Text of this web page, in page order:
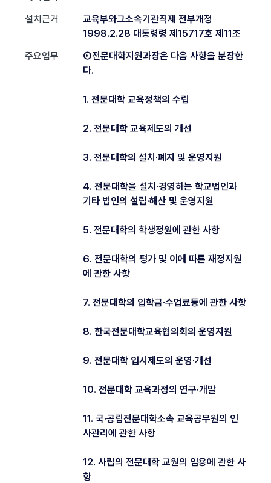
설치근거
교육부와그소속기관직제 전부개정
1998.2.28 대통령령 제15717호 제11조
주요업무
⑥전문대학지원과장은 다음 사항을 분장한
다.
1. 전문대학 교육정책의 수립
2. 전문대학 교육제도의 개선
3. 전문대학의 설치·폐지 및 운영지원
4. 전문대학을 설치·경영하는 학교법인과
기타 법인의 설립·해산 및 운영지원
5. 전문대학의 학생정원에 관한 사항
6. 전문대학의 평가 및 이에 따른 재정지원
에 관한 사항
7. 전문대학의 입학금·수업료등에 관한 사항
8. 한국전문대학교육협의회의 운영지원
9. 전문대학 입시제도의 운영·개선
10. 전문대학 교육과정의 연구·개발
11. 국·공립전문대학소속 교육공무원의 인
사관리에 관한 사항
12. 사립의 전문대학 교원의 임용에 관한 사
항